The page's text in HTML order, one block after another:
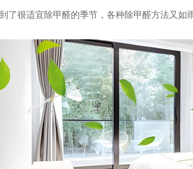
了很适宜除甲醛的季节，各种除甲醛方法又如